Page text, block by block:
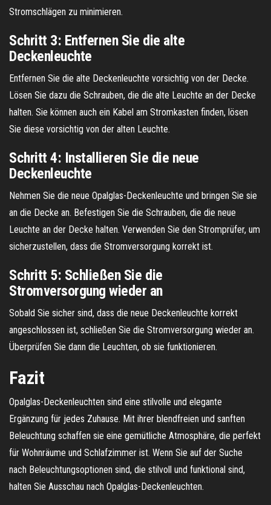
Stromschlägen zu minimieren.
Schritt 3: Entfernen Sie die alte
Deckenleuchte
Entfernen Sie die alte Deckenleuchte vorsichtig von der Decke.
Lösen Sie dazu die Schrauben, die die alte Leuchte an der Decke
halten. Sie können auch ein Kabel am Stromkasten finden, lösen
Sie diese vorsichtig von der alten Leuchte.
Schritt 4: Installieren Sie die neue
Deckenleuchte
Nehmen Sie die neue Opalglas-Deckenleuchte und bringen Sie sie
an die Decke an. Befestigen Sie die Schrauben, die die neue
Leuchte an der Decke halten. Verwenden Sie den Stromprüfer, um
sicherzustellen, dass die Stromversorgung korrekt ist.
Schritt 5: Schließen Sie die
Stromversorgung wieder an
Sobald Sie sicher sind, dass die neue Deckenleuchte korrekt
angeschlossen ist, schließen Sie die Stromversorgung wieder an.
Überprüfen Sie dann die Leuchten, ob sie funktionieren.
Fazit
Opalglas-Deckenleuchten sind eine stilvolle und elegante
Ergänzung für jedes Zuhause. Mit ihrer blendfreien und sanften
Beleuchtung schaffen sie eine gemütliche Atmosphäre, die perfekt
für Wohnräume und Schlafzimmer ist. Wenn Sie auf der Suche
nach Beleuchtungsoptionen sind, die stilvoll und funktional sind,
halten Sie Ausschau nach Opalglas-Deckenleuchten.